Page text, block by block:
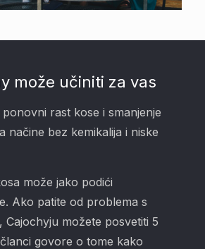
može učiniti za vas
rast kose i smanjenje
načine bez kemikalija i niske
može jako podići
Ako patite od problema s
Cajochyju možete posvetiti 5
govore o tome kako